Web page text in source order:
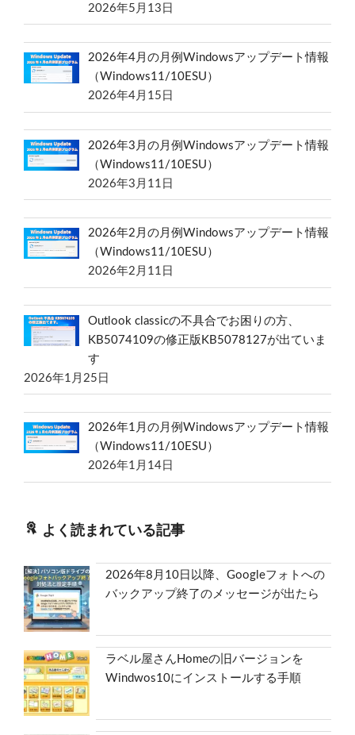
2026年5月13日
2026年4月の月例Windowsアップデート情報
（Windows11/10ESU）
2026年4月15日
2026年3月の月例Windowsアップデート情報
（Windows11/10ESU）
2026年3月11日
2026年2月の月例Windowsアップデート情報
（Windows11/10ESU）
2026年2月11日
Outlook classicの不具合でお困りの方、
KB5074109の修正版KB5078127が出ていま
す
2026年1月25日
2026年1月の月例Windowsアップデート情報
（Windows11/10ESU）
2026年1月14日
よく読まれている記事
2026年8月10日以降、Googleフォトへの
バックアップ終了のメッセージが出たら
ラベル屋さんHomeの旧バージョンを
Windwos10にインストールする手順